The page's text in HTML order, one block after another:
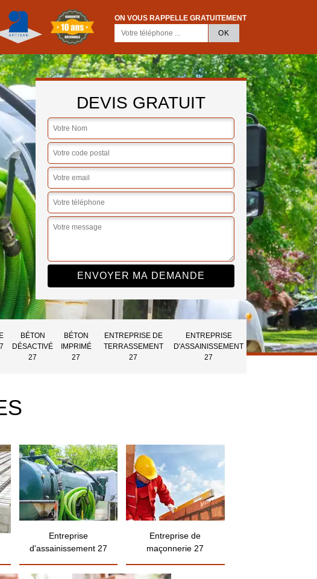
ON VOUS RAPPELLE GRATUITEMENT
DEVIS GRATUIT
BÉTON
DÉSACTIVÉ
27
BÉTON
IMPRIMÉ
27
ENTREPRISE DE
TERRASSEMENT
27
ENTREPRISE
D'ASSAINISSEMENT
27
Entreprise
d'assainissement 27
Entreprise de
maçonnerie 27